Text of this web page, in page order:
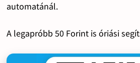
automatánál.
A legapróbb 50 Forint is óriási